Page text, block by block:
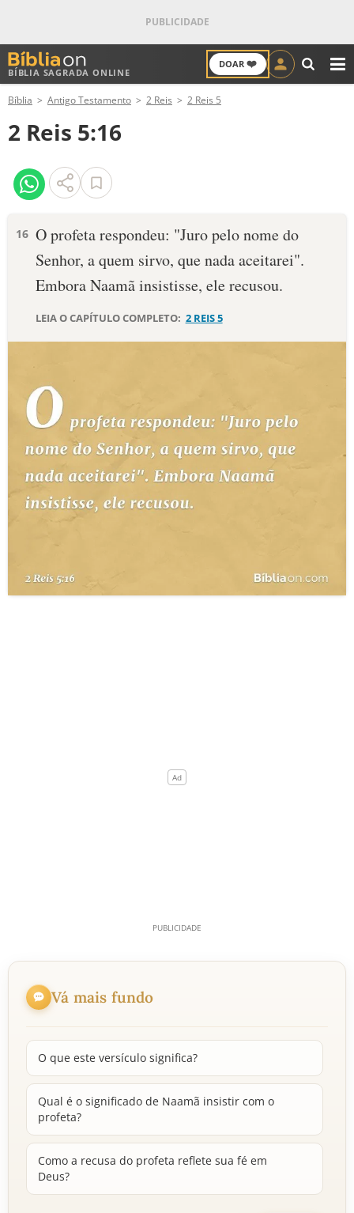
BÍBLIA SAGRADA ONLINE
DOAR ❤️
ANTIGO TESTAMENTO
NOVO TESTAMENTO
VERSÍCULOS
PALAVRA DO DIA
DEVOCIONAL DIÁRIO
10 MANDAMENTOS
ESTUDOS BÍBLICOS
TEMAS
PERGUNTE À BÍBLIA
TERMO BÍBLICO
Bíblia Antigo Testamento 2 Reis 2 Reis 5
2 Reis 5:16
16 O profeta respondeu: "Juro pelo nome do
Senhor, a quem sirvo, que nada aceitarei".
Embora Naamã insistisse, ele recusou.
LEIA O CAPÍTULO COMPLETO: 2 REIS 5
Vá mais fundo
O que este versículo significa?
Qual é o significado de Naamã insistir com o
profeta?
Como a recusa do profeta reflete sua fé em
Deus?